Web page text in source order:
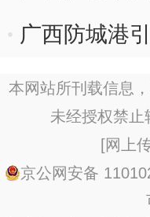
广西防城港
本网站所刊载信息
未经授权禁
[网上
京公网安备